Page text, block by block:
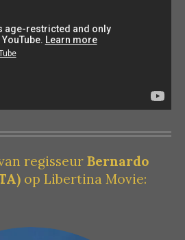
regisseur Bernardo
op Libertina Movie: